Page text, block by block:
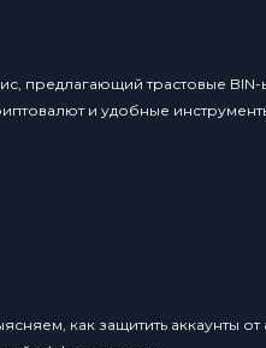
предлагающий трастовые
и удобные
как защитить аккаунты